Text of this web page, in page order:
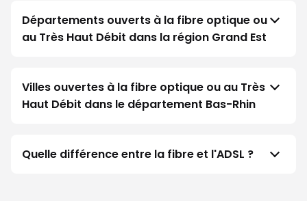
Départements ouverts à la fibre optique ou
au Très Haut Débit dans la région Grand Est
Villes ouvertes à la fibre optique ou au Très
Haut Débit dans le département Bas-Rhin
Quelle différence entre la fibre et l'ADSL ?